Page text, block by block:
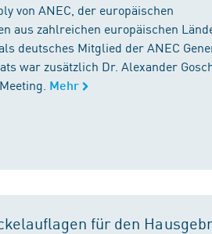
von ANEC, der europäischen
aus zahlreichen europäischen
deutsches Mitglied der ANEC
war zusätzlich Dr. Alexander
Mehr
für den